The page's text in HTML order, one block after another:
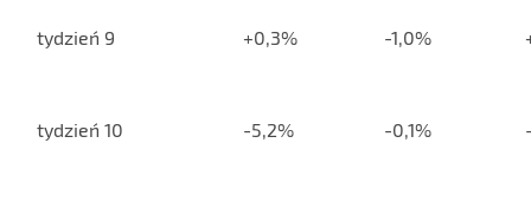
tydzień 9 +0,3% -1,0%
tydzień 10 -5,2% -0,1%